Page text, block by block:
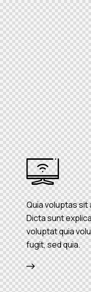
Quia voluptas
Dicta sunt
voluptat quia
fugit, sed quia.